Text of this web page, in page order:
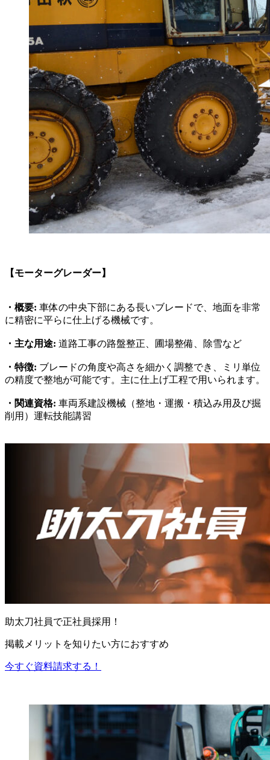
【モーターグレーダー】
・概要: 車体の中央下部にある長いブレードで、地面を非常
に精密に平らに仕上げる機械です。
・主な用途: 道路工事の路盤整正、圃場整備、除雪など
・特徴: ブレードの角度や高さを細かく調整でき、ミリ単位
の精度で整地が可能です。主に仕上げ工程で用いられます。
・関連資格: 車両系建設機械（整地・運搬・積込み用及び掘
削用）運転技能講習
助太刀社員で正社員採用！
掲載メリットを知りたい方におすすめ
今すぐ資料請求する！